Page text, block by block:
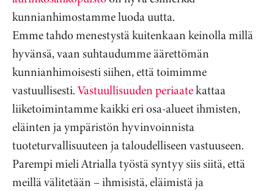
kunnianhimostamme luoda uutta.
Emme tahdo menestystä kuitenkaan keinolla millä
hyvänsä, vaan suhtaudumme äärettömän
kunnianhimoisesti siihen, että toimimme
vastuullisesti.Vastuullisuuden periaatekattaa
liiketoimintamme kaikki eri osa-alueet ihmisten,
eläinten ja ympäristön hyvinvoinnista
tuoteturvallisuuteen ja taloudelliseen vastuuseen.
Parempi mieli Atrialla työstä syntyy siis siitä, että
meillä välitetään – ihmisistä, eläimistä ja